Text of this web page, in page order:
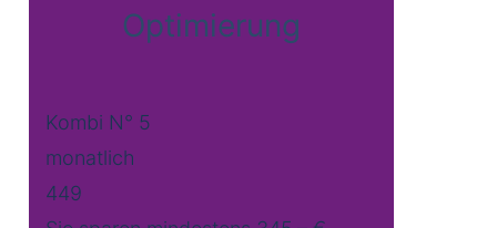
Optimierung
Kombi N° 5
monatlich
449